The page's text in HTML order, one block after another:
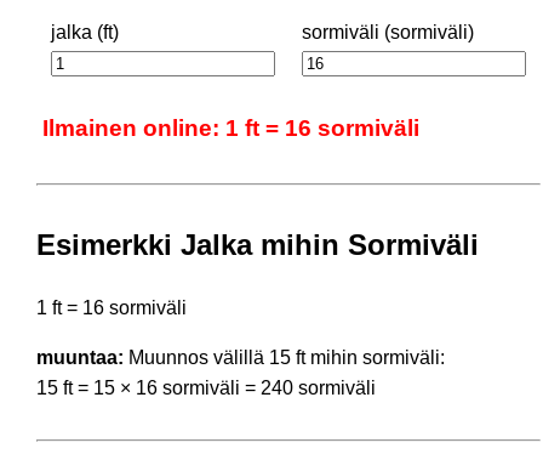
jalka (ft) sormiväli (sormiväli)
Ilmainen online: 1 ft = 16 sormiväli
Esimerkki Jalka mihin Sormiväli
1 ft = 16 sormiväli
muuntaa: Muunnos välillä 15 ft mihin sormiväli:
15 ft = 15 × 16 sormiväli = 240 sormiväli